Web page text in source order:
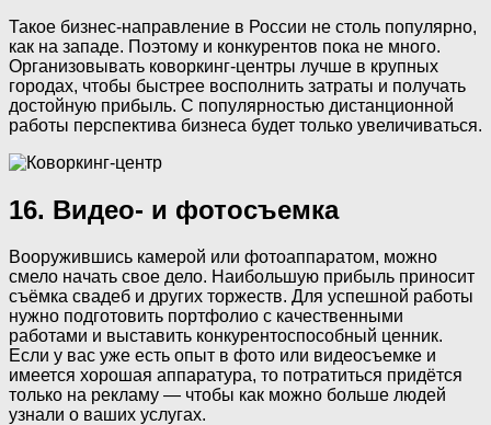
Такое бизнес-направление в России не столь популярно,
как на западе. Поэтому и конкурентов пока не много.
Организовывать коворкинг-центры лучше в крупных
городах, чтобы быстрее восполнить затраты и получать
достойную прибыль. С популярностью дистанционной
работы перспектива бизнеса будет только увеличиваться.
16. Видео- и фотосъемка
Вооружившись камерой или фотоаппаратом, можно
смело начать свое дело. Наибольшую прибыль приносит
съёмка свадеб и других торжеств. Для успешной работы
нужно подготовить портфолио с качественными
работами и выставить конкурентоспособный ценник.
Если у вас уже есть опыт в фото или видеосъемке и
имеется хорошая аппаратура, то потратиться придётся
только на рекламу — чтобы как можно больше людей
узнали о ваших услугах.